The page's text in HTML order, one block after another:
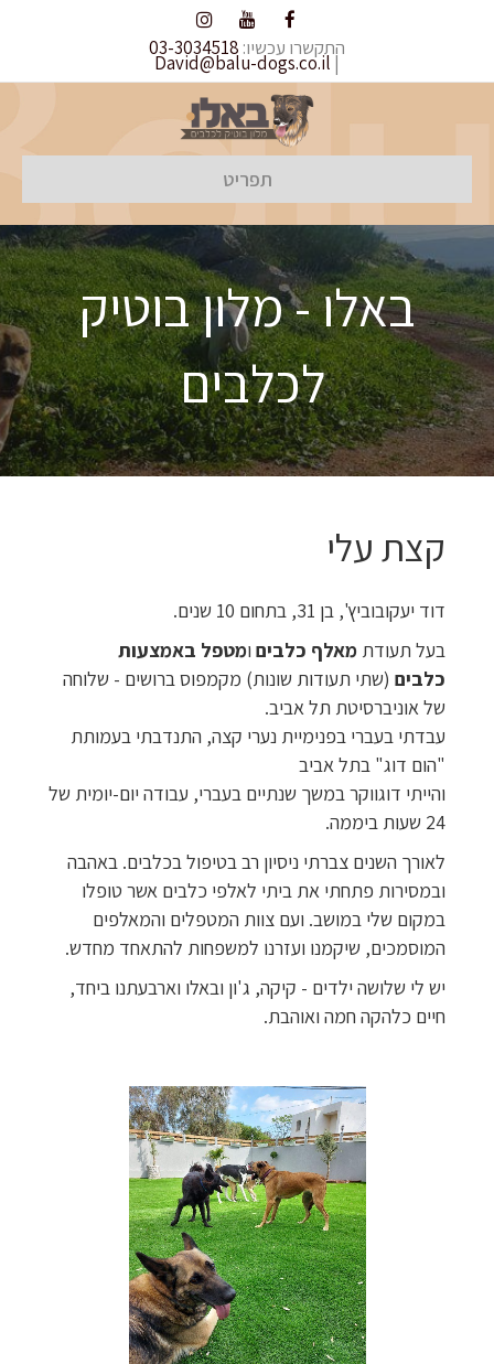
התקשרו עכשיו: 03-3034518
|
David@balu-dogs.co.il
תפריט
באלו - מלון בוטיק
לכלבים
קצת עלי
דוד יעקובוביץ', בן 31, בתחום 10 שנים.
בעל תעודת מאלף כלבים ומטפל באמצעות
כלבים (שתי תעודות שונות) מקמפוס ברושים - שלוחה
של אוניברסיטת תל אביב.
עבדתי בעברי בפנימיית נערי קצה, התנדבתי בעמותת
"הום דוג" בתל אביב
והייתי דוגווקר במשך שנתיים בעברי, עבודה יום-יומית של
24 שעות ביממה.
לאורך השנים צברתי ניסיון רב בטיפול בכלבים. באהבה
ובמסירות פתחתי את ביתי לאלפי כלבים אשר טופלו
במקום שלי במושב. ועם צוות המטפלים והמאלפים
המוסמכים, שיקמנו ועזרנו למשפחות להתאחד מחדש.
יש לי שלושה ילדים - קיקה, ג'ון ובאלו וארבעתנו ביחד,
חיים כלהקה חמה ואוהבת.